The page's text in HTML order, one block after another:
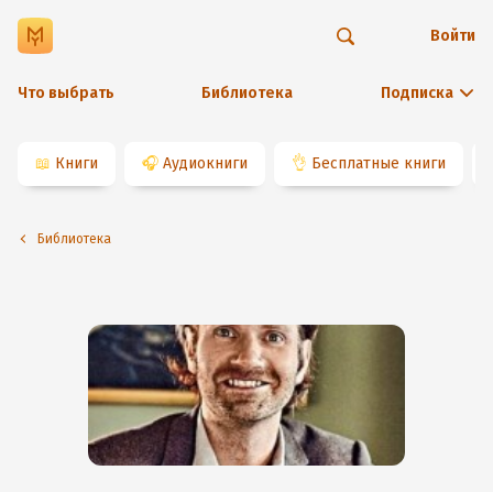
Что выбрать Библиотека Подписка
Войти
📖 Книги 🎧 Аудиокниги 👌 Бесплатные книги
Библиотека